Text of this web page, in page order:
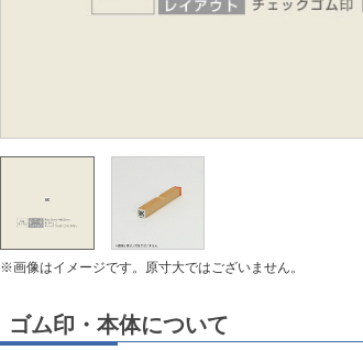
※画像はイメージです。原寸大ではございません。
ゴム印・本体について